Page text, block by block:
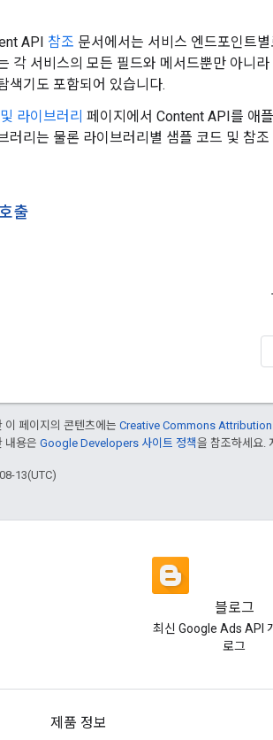
API 참조 문서에서는 서비스 엔드포인트
각 서비스의 모든 필드와 메서드뿐만 아니
색기도 포함되어 있습니다.
라이브러리 페이지에서 Content API를 애
러리는 물론 라이브러리별 샘플 코드 및 참
출
이 페이지의 콘텐츠에는 Creative Commons Attribution
내용은 Google Developers 사이트 정책을 참조하세요.
13(UTC)
블로그
최신 Google Ads API
로그
제품 정보